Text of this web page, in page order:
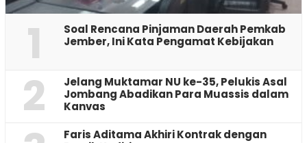
1
‎Soal Rencana Pinjaman Daerah Pemkab
Jember, Ini Kata Pengamat Kebijakan ‎
2
Jelang Muktamar NU ke-35, Pelukis Asal
Jombang Abadikan Para Muassis dalam
Kanvas
Faris Aditama Akhiri Kontrak dengan